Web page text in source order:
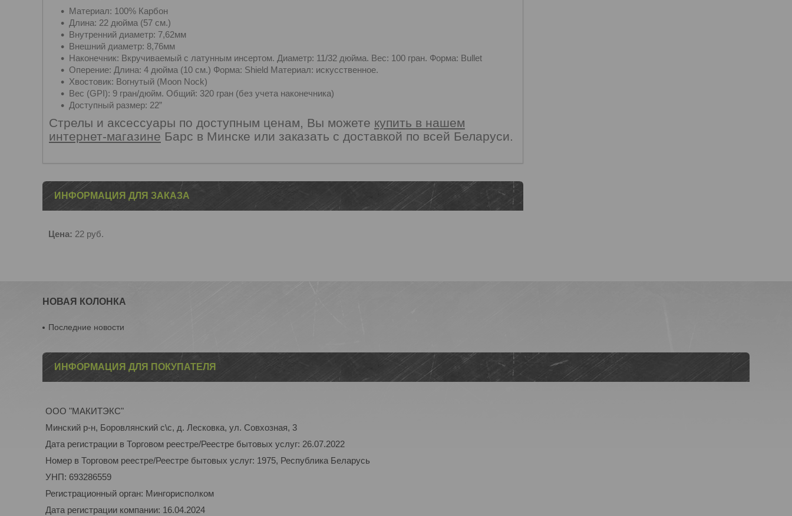
Материал: 100% Карбон
Длина: 22 дюйма (57 см.)
Внутренний диаметр: 7,62мм
Внешний диаметр: 8,76мм
Наконечник: Вкручиваемый с латунным инсертом. Диаметр: 11/32 дюйма. Вес: 100 гран. Форма: Bullet
Оперение: Длина: 4 дюйма (10 см.) Форма: Shield Материал: искусственное.
Хвостовик: Вогнутый (Moon Nock)
Вес (GPI): 9 гран/дюйм. Общий: 320 гран (без учета наконечника)
Доступный размер: 22”
Стрелы и аксессуары по доступным ценам, Вы можете купить в нашем
интернет-магазине Барс в Минске или заказать с доставкой по всей Беларуси.
ИНФОРМАЦИЯ ДЛЯ ЗАКАЗА
Цена: 22 руб.
НОВАЯ КОЛОНКА
Последние новости
ИНФОРМАЦИЯ ДЛЯ ПОКУПАТЕЛЯ
ООО "МАКИТЭКС"
Минский р-н, Боровлянский с\с, д. Лесковка, ул. Совхозная, 3
Дата регистрации в Торговом реестре/Реестре бытовых услуг: 26.07.2022
Номер в Торговом реестре/Реестре бытовых услуг: 1975, Республика Беларусь
УНП: 693286559
Регистрационный орган: Мингорисполком
Дата регистрации компании: 16.04.2024